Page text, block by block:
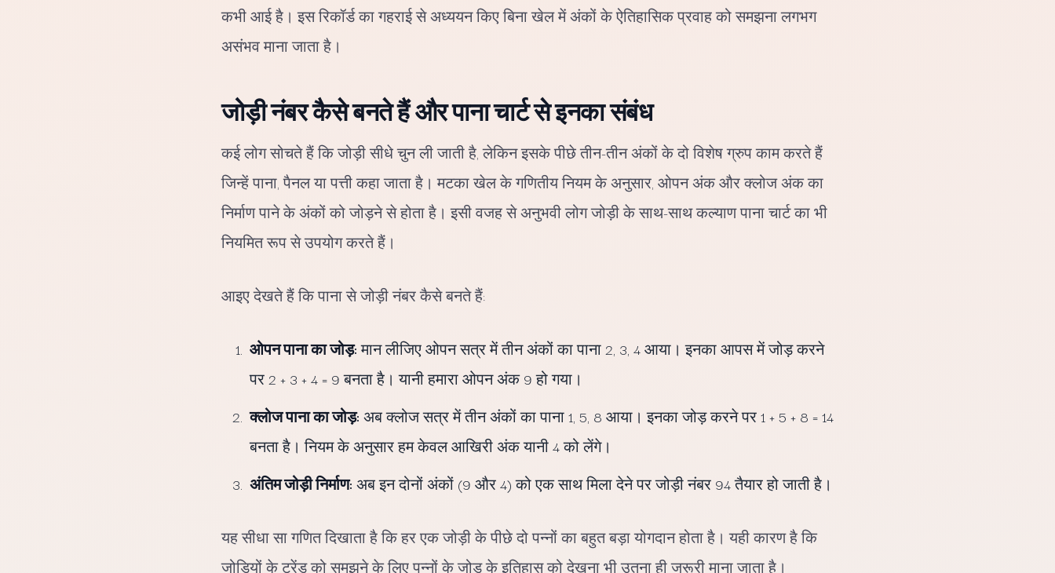
कभी आई है। इस रिकॉर्ड का गहराई से अध्ययन किए बिना खेल में अंकों के ऐतिहासिक प्रवाह को समझना लगभग
असंभव माना जाता है।
जोड़ी नंबर कैसे बनते हैं और पाना चार्ट से इनका संबंध
कई लोग सोचते हैं कि जोड़ी सीधे चुन ली जाती है, लेकिन इसके पीछे तीन-तीन अंकों के दो विशेष ग्रुप काम करते हैं
जिन्हें पाना, पैनल या पत्ती कहा जाता है। मटका खेल के गणितीय नियम के अनुसार, ओपन अंक और क्लोज अंक का
निर्माण पाने के अंकों को जोड़ने से होता है। इसी वजह से अनुभवी लोग जोड़ी के साथ-साथ कल्याण पाना चार्ट का भी
नियमित रूप से उपयोग करते हैं।
आइए देखते हैं कि पाना से जोड़ी नंबर कैसे बनते हैं:
ओपन पाना का जोड़:मान लीजिए ओपन सत्र में तीन अंकों का पाना 2, 3, 4 आया। इनका आपस में जोड़ करने
पर 2 + 3 + 4 = 9 बनता है। यानी हमारा ओपन अंक 9 हो गया।
क्लोज पाना का जोड़: अब क्लोज सत्र में तीन अंकों का पाना 1, 5, 8 आया। इनका जोड़ करने पर 1 + 5 + 8 = 14
बनता है। नियम के अनुसार हम केवल आखिरी अंक यानी 4 को लेंगे।
अंतिम जोड़ी निर्माण: अब इन दोनों अंकों (9 और 4) को एक साथ मिला देने पर जोड़ी नंबर 94 तैयार हो जाती है।
यह सीधा सा गणित दिखाता है कि हर एक जोड़ी के पीछे दो पन्नों का बहुत बड़ा योगदान होता है। यही कारण है कि
जोड़ियों के ट्रेंड को समझने के लिए पन्नों के जोड़ के इतिहास को देखना भी उतना ही जरूरी माना जाता है।